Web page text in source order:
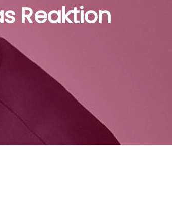
Reaktion